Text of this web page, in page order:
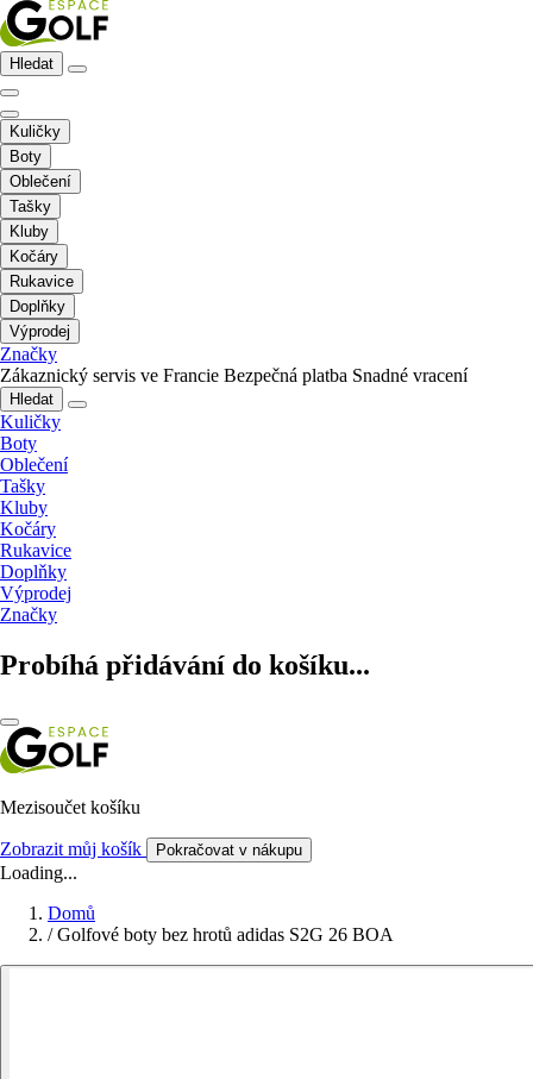
Hledat
Kuličky
Boty
Oblečení
Tašky
Kluby
Kočáry
Rukavice
Doplňky
Výprodej
Značky
Zákaznický servis ve Francie Bezpečná platba Snadné vracení
Hledat
Kuličky
Boty
Oblečení
Tašky
Kluby
Kočáry
Rukavice
Doplňky
Výprodej
Značky
Probíhá přidávání do košíku...
Mezisoučet košíku
Zobrazit můj košík Pokračovat v nákupu
Loading...
Domů
/ Golfové boty bez hrotů adidas S2G 26 BOA